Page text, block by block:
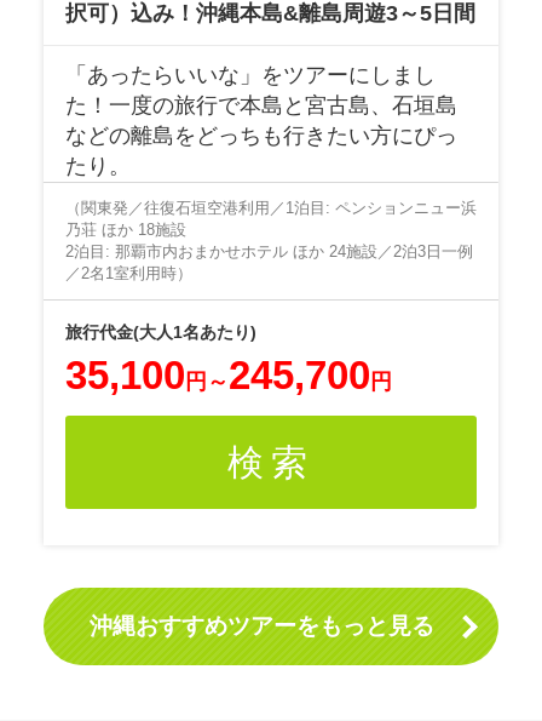
択可）込み！沖縄本島&離島周遊3～5日間
35,100 円 ～ 245,700 円
「あったらいいな」をツアーにしまし
た！一度の旅行で本島と宮古島、石垣島
などの離島をどっちも行きたい方にぴっ
たり。
（関東発／往復石垣空港利用／1泊目: ペンションニュー浜
乃荘 ほか 18施設
2泊目: 那覇市内おまかせホテル ほか 24施設／2泊3日一例
／2名1室利用時）
検索
沖縄おすすめツアーをもっと見る